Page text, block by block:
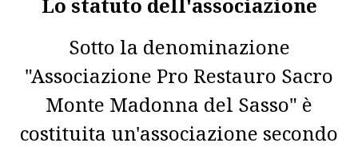
Sotto la denominazione
"Associazione Pro Restauro Sacro
Monte Madonna del Sasso" è
costituita un'associazione secondo